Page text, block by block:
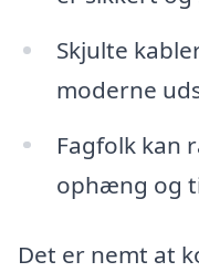
Skjulte
moderne
Fagfolk kan
ophæng og
Det er nemt at